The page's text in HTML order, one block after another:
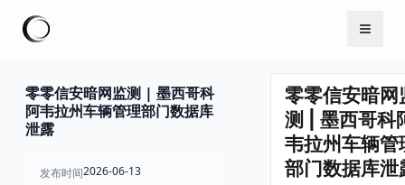
零零信安暗网监测 | 墨西哥科
阿韦拉州车辆管理部门数据库
泄露
发布时间2026-06-13
零零信安暗网
测 | 墨西哥科
韦拉州车辆管
部门数据库泄